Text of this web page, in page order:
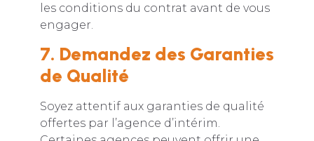
les conditions du contrat avant de vous
engager.
7. Demandez des Garanties
de Qualité
Soyez attentif aux garanties de qualité
offertes par l’agence d’intérim.